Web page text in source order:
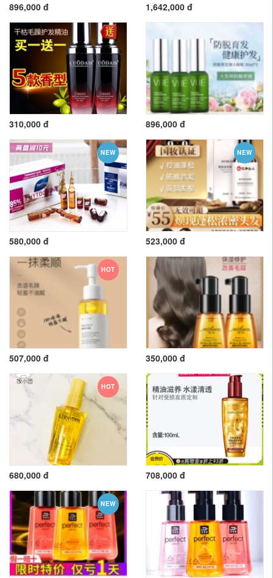
896,000 đ 1,642,000 đ
310,000 đ 896,000 đ
NEW
580,000 đ
NEW
523,000 đ
HOT
507,000 đ 350,000 đ
HOT
680,000 đ 708,000 đ
NEW